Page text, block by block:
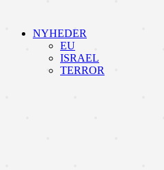
NYHEDER
EU
ISRAEL
TERROR